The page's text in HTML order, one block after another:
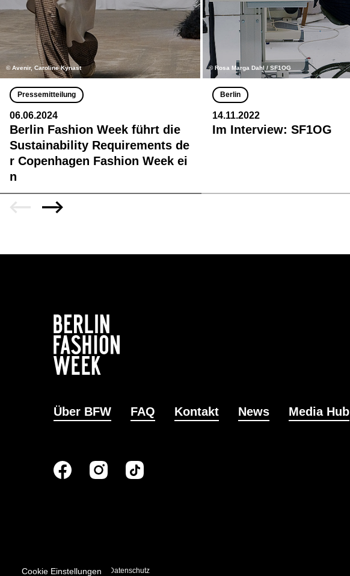
© Avenir, Caroline Kynast
Pressemitteilung
06.06.2024
Berlin Fashion Week führt die
Sustainability Requirements de
r Copenhagen Fashion Week ei
n
© Rosa Marga Dahl / SF1OG
Berlin
14.11.2022
Im Interview: SF1OG
Über BFW FAQ Kontakt News Media Hub
Impressum Datenschutz
Cookie Einstellungen